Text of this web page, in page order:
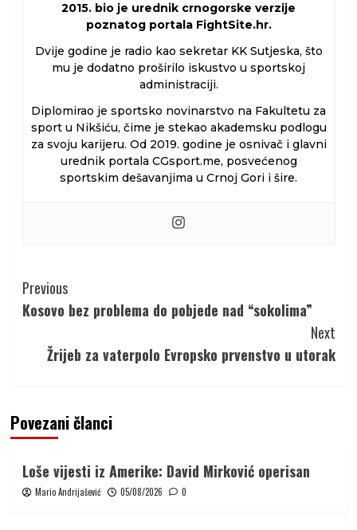
2015. bio je urednik crnogorske verzije
poznatog portala FightSite.hr.
Dvije godine je radio kao sekretar KK Sutjeska, što
mu je dodatno proširilo iskustvo u sportskoj
administraciji.
Diplomirao je sportsko novinarstvo na Fakultetu za
sport u Nikšiću, čime je stekao akademsku podlogu
za svoju karijeru. Od 2019. godine je osnivač i glavni
urednik portala CGsport.me, posvećenog
sportskim dešavanjima u Crnoj Gori i šire.
Continue
Reading
Previous
Kosovo bez problema do pobjede nad “sokolima”
Next
Žrijeb za vaterpolo Evropsko prvenstvo u utorak
Povezani članci
Loše vijesti iz Amerike: David Mirković operisan
Mario Andrijašević 05/08/2026 0